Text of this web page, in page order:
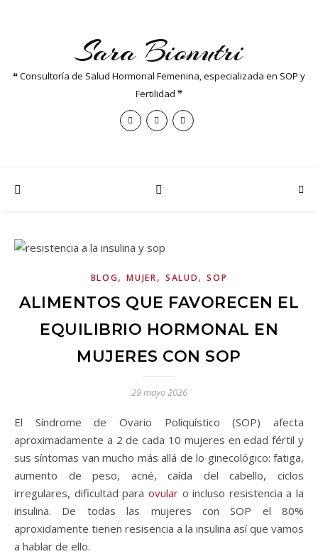
Sara Bionutri
❝ Consultoría de Salud Hormonal Femenina, especializada en SOP y
Fertilidad ❞
BLOG,MUJER, SALUD,SOP
ALIMENTOS QUE FAVORECEN EL
EQUILIBRIO HORMONAL EN
MUJERES CON SOP
29 mayo 2026
El Síndrome de Ovario Poliquístico (SOP) afecta
aproximadamente a 2 de cada 10 mujeres en edad fértil y
sus síntomas van mucho más allá de lo ginecológico: fatiga,
aumento de peso, acné, caída del cabello, ciclos
irregulares, dificultad para ovular o incluso resistencia a la
insulina. De todas las mujeres con SOP el 80%
aproxidamente tienen resisencia a la insulina así que vamos
a hablar de ello.